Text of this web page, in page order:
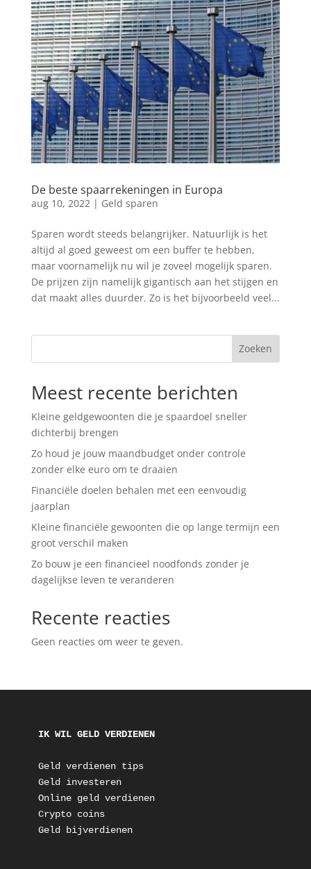
De beste spaarrekeningen in Europa
aug 10, 2022 | Geld sparen
Sparen wordt steeds belangrijker. Natuurlijk is het
altijd al goed geweest om een buffer te hebben,
maar voornamelijk nu wil je zoveel mogelijk sparen.
De prijzen zijn namelijk gigantisch aan het stijgen en
dat maakt alles duurder. Zo is het bijvoorbeeld veel...
Zoeken
Meest recente berichten
Kleine geldgewoonten die je spaardoel sneller
dichterbij brengen
Zo houd je jouw maandbudget onder controle
zonder elke euro om te draaien
Financiële doelen behalen met een eenvoudig
jaarplan
Kleine financiële gewoonten die op lange termijn een
groot verschil maken
Zo bouw je een financieel noodfonds zonder je
dagelijkse leven te veranderen
Recente reacties
Geen reacties om weer te geven.
IK WIL GELD VERDIENEN
Geld verdienen tips
Geld investeren
Online geld verdienen
Crypto coins
Geld bijverdienen